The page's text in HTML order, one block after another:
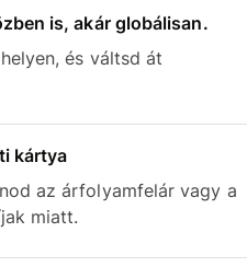
is, akár globálisan.
és váltsd át
kártya
az árfolyamfelár vagy a
miatt.